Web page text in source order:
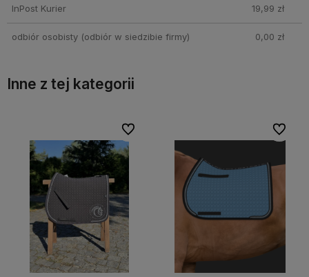
InPost Kurier 19,99 zł
odbiór osobisty(odbiór w siedzibie firmy) 0,00 zł
Inne z tej kategorii
Do ulubionych
Do ulubionych Do
Do